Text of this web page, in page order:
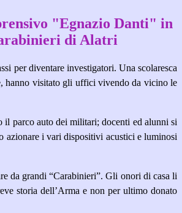
"Egnazio Danti" in
di Alatri
per diventare investigatori. Una scolaresca
hanno visitato gli uffici vivendo da vicino le
il parco auto dei militari; docenti ed alunni si
azionare i vari dispositivi acustici e luminosi
da grandi “Carabinieri”. Gli onori di casa li
storia dell’Arma e non per ultimo donato